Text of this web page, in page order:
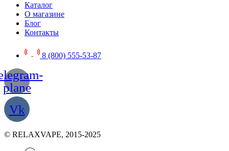
Каталог
О магазине
Блог
Контакты
8 (800) 555-53-87
plane
Vk
© RELAXVAPE, 2015-2025